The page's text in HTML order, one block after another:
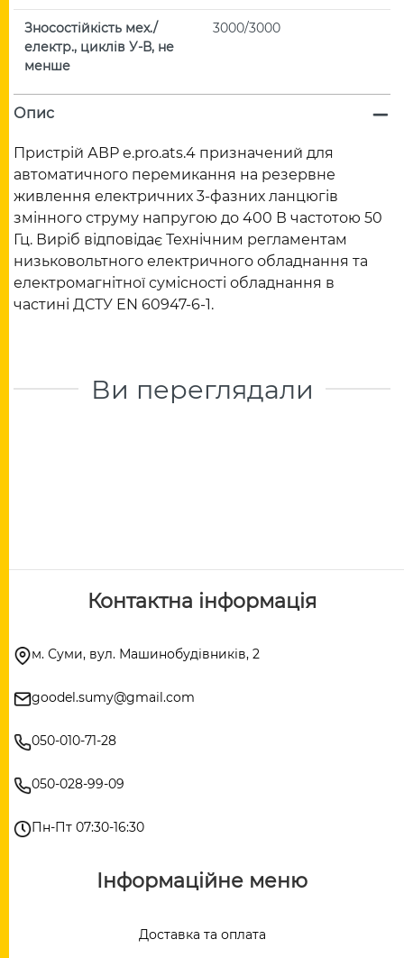
Зносостійкість мех./
електр., циклів У-В, не
менше
3000/3000
Опис
Пристрій АВР e.pro.ats.4 призначений для
автоматичного перемикання на резервне
живлення електричних 3-фазних ланцюгів
змінного струму напругою до 400 В частотою 50
Гц. Виріб відповідає Технічним регламентам
низьковольтного електричного обладнання та
електромагнітної сумісності обладнання в
частині ДСТУ EN 60947-6-1.
Ви переглядали
Контактна інформація
м. Суми, вул. Машинобудівників, 2
goodel.sumy@gmail.com
050-010-71-28
050-028-99-09
Пн-Пт 07:30-16:30
Інформаційне меню
Доставка та оплата